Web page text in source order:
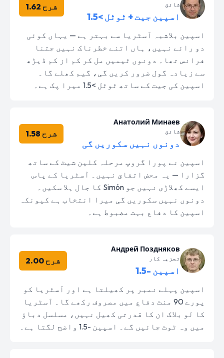
شائق
اسپین جیت + ٹوٹل >1.5
شرح 1.62
اسپین بلاشبہ آسٹریا سے بہتر ہے — یہاں کوئی
دو رائے نہیں، ہاں اتنے خطرناک نہیں جتنا
فرانس تھا۔ دونوں ٹیمیں مل کر کم از کم ڈیڑھ
سے زیادہ گول ضرور کریں گی، گیم کھلے گا۔
اسپین کی جیت کے ساتھ ٹوٹل >1.5 میرا پک ہے۔
Анатолий Минаев
شائق
دونوں نہیں سکوریں گی
شرح 1.58
اسپین نے پورا گروپ مرحلہ کلین شیٹ کے ساتھ
گزارا — یہ محض اتفاق نہیں۔ آسٹریا کے پاس
ایسے کھلاڑی نہیں جو Simón کا جال ہلا سکیں۔
دونوں نہیں سکوریں گی میرا انتخاب ہے کیونکہ
اسپین کا دفاع بہت مضبوط ہے۔
Андрей Поздняков
تجزیہ کار
اسپین -1.5
شرح 2.00
اسپین پہلے نمبر پر کھیلتا ہے اور آسٹریا کو
پورے 90 منٹ دفاع میں مصروف رکھے گا۔ آسٹریا
کا لو بلاک ان کا قدرتی کھیل نہیں، مسلسل دباؤ
میں وہ ٹوٹ جائیں گے۔ اسپین -1.5 واضح لگتا ہے۔